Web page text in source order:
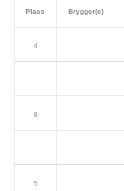
Plass Brygger(e)
4
8
5